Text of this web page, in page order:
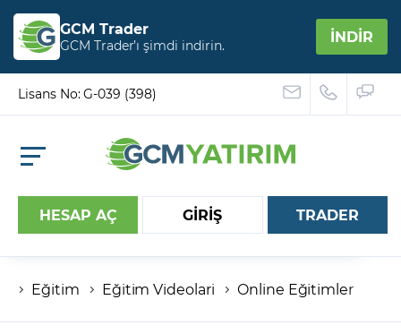
GCM Trader
GCM Trader’ı şimdi indirin. İNDİR
Lisans No: G-039 (398)
HESAP AÇ GİRİŞ
Hesap numaranız
TRADER
Eğitim Eğitim Videolari Online Eğitimler